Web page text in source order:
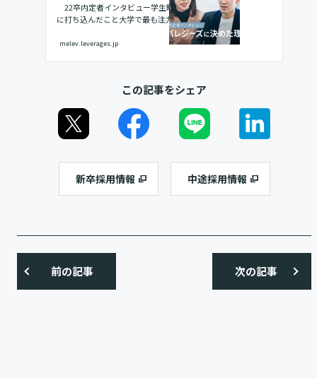
22卒内定者インタビュー学生時代
に打ち込んだこと大学で最も注力し
たことを教えてください。布袋私は
アイドルのコピーダンスサークルの
melev.leverages.jp
この記事をシェア
新卒採用情報 中途採用情報
前の記事 次の記事